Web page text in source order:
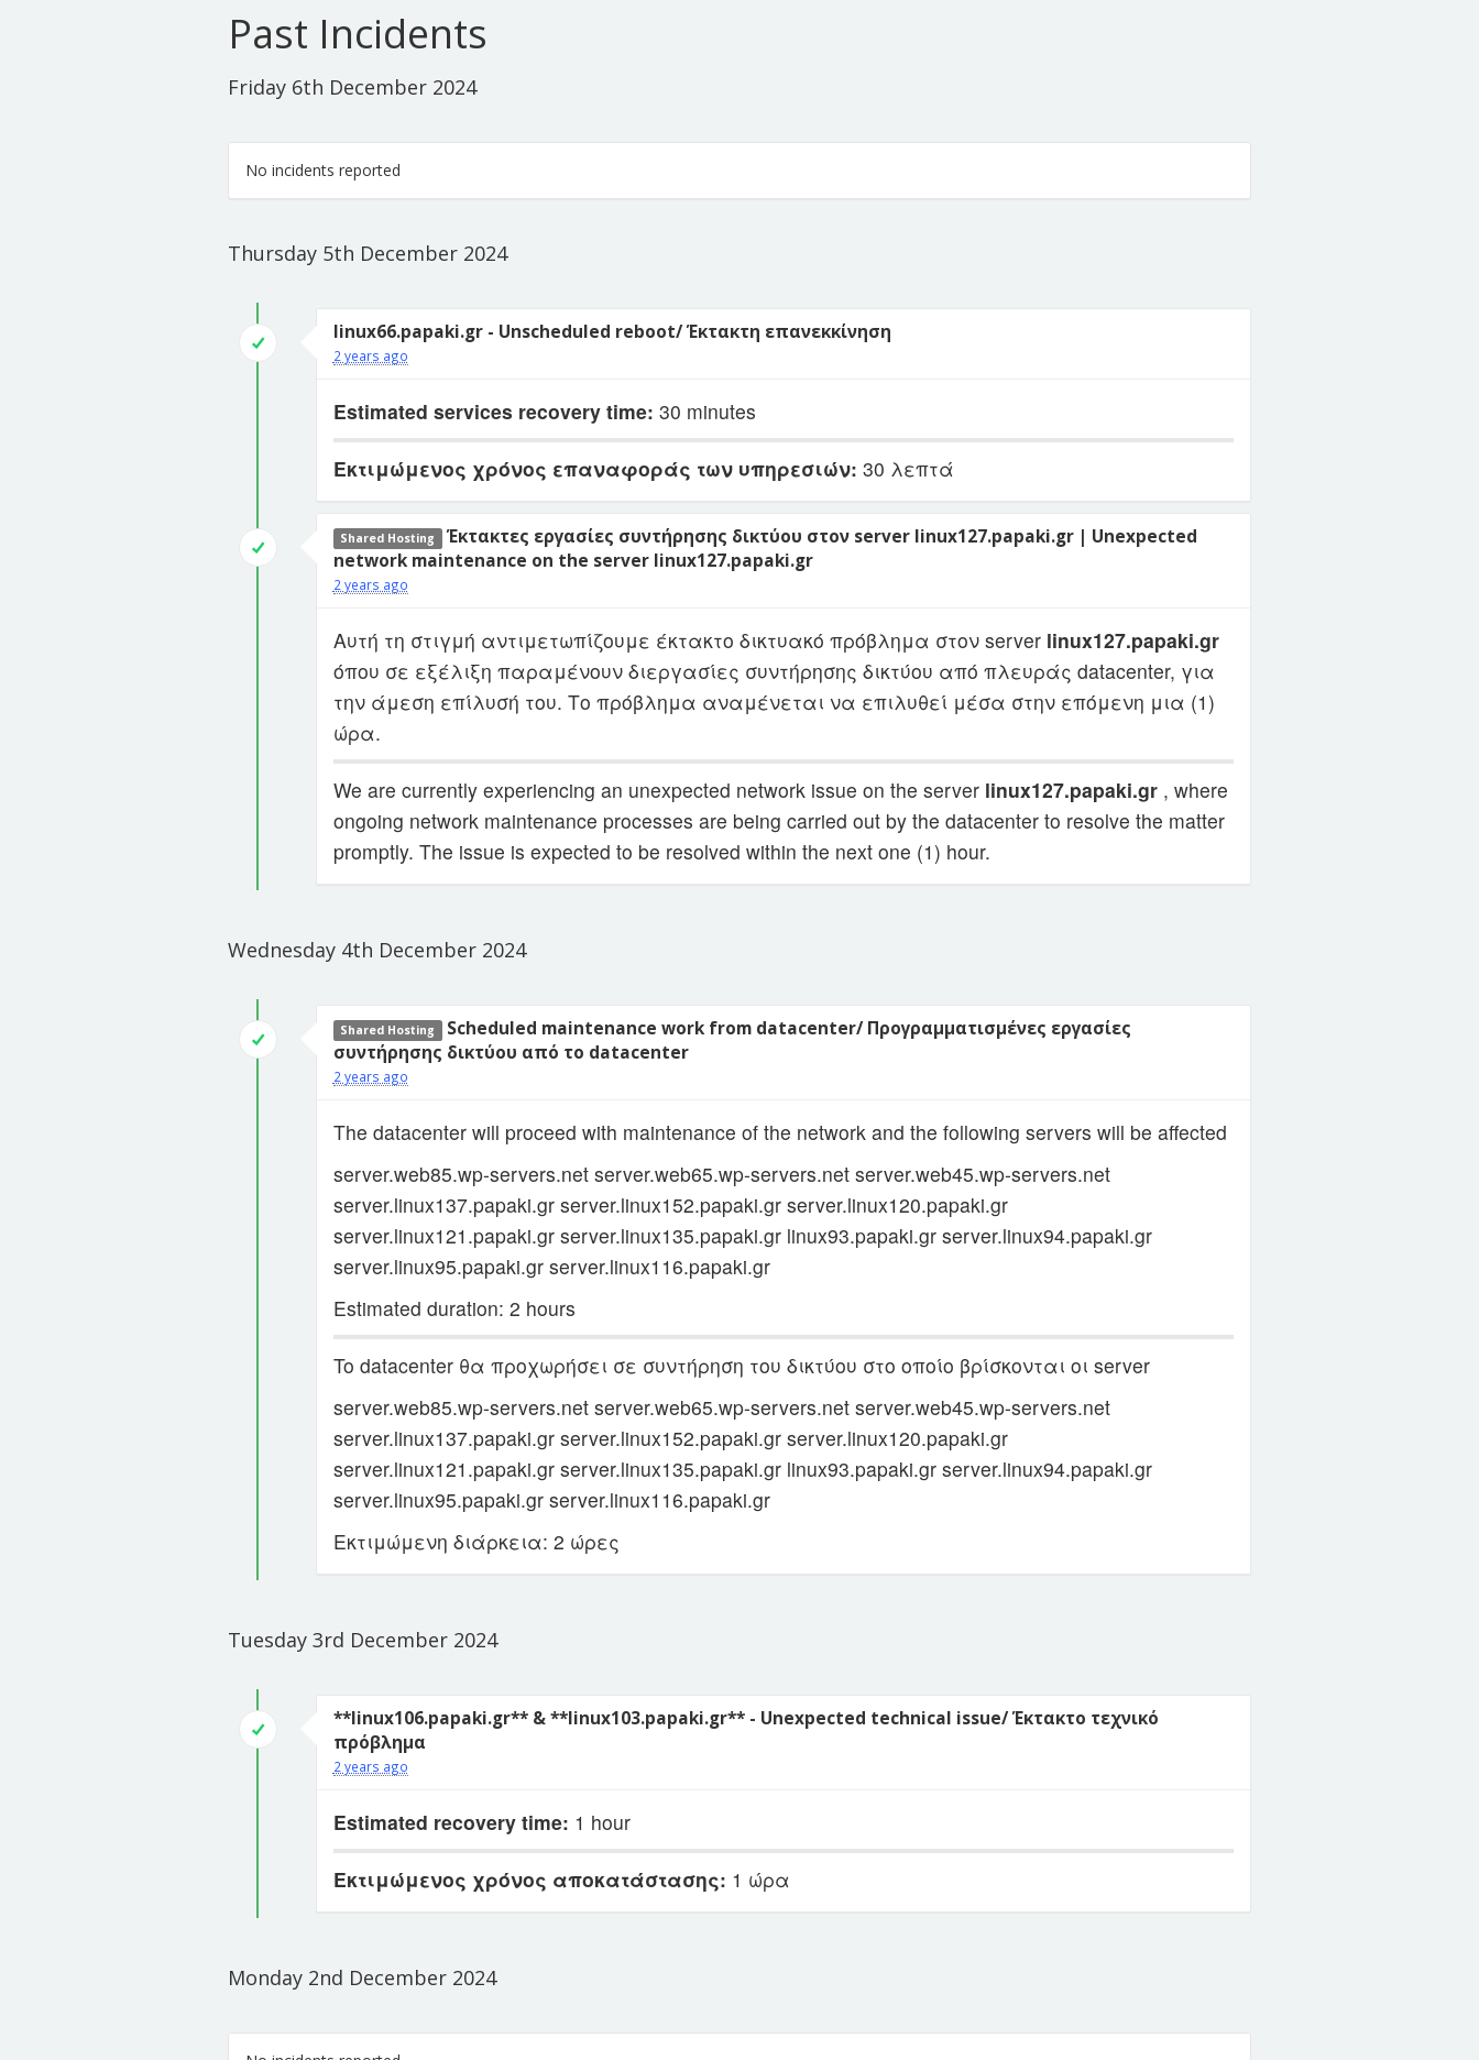
Past Incidents
Friday 6th December 2024
No incidents reported
Thursday 5th December 2024
linux66.papaki.gr - Unscheduled reboot/ Έκτακτη επανεκκίνηση
2 years ago
Estimated services recovery time: 30 minutes
Εκτιμώμενος χρόνος επαναφοράς των υπηρεσιών: 30 λεπτά
Shared Hosting
Έκτακτες εργασίες συντήρησης δικτύου στον server linux127.papaki.gr | Unexpected
network maintenance on the server linux127.papaki.gr
2 years ago
Αυτή τη στιγμή αντιμετωπίζουμε έκτακτο δικτυακό πρόβλημα στον server linux127.papaki.gr
όπου σε εξέλιξη παραμένουν διεργασίες συντήρησης δικτύου από πλευράς datacenter, για
την άμεση επίλυσή του. Το πρόβλημα αναμένεται να επιλυθεί μέσα στην επόμενη μια (1)
ώρα.
We are currently experiencing an unexpected network issue on the server linux127.papaki.gr, where
ongoing network maintenance processes are being carried out by the datacenter to resolve the matter
promptly. The issue is expected to be resolved within the next one (1) hour.
Wednesday 4th December 2024
Shared Hosting
Scheduled maintenance work from datacenter/ Προγραμματισμένες εργασίες
συντήρησης δικτύου από το datacenter
2 years ago
The datacenter will proceed with maintenance of the network and the following servers will be affected
server.web85.wp-servers.net server.web65.wp-servers.net server.web45.wp-servers.net
server.linux137.papaki.gr server.linux152.papaki.gr server.linux120.papaki.gr
server.linux121.papaki.gr server.linux135.papaki.gr linux93.papaki.gr server.linux94.papaki.gr
server.linux95.papaki.gr server.linux116.papaki.gr
Estimated duration: 2 hours
To datacenter θα προχωρήσει σε συντήρηση του δικτύου στο οποίο βρίσκονται οι server
server.web85.wp-servers.net server.web65.wp-servers.net server.web45.wp-servers.net
server.linux137.papaki.gr server.linux152.papaki.gr server.linux120.papaki.gr
server.linux121.papaki.gr server.linux135.papaki.gr linux93.papaki.gr server.linux94.papaki.gr
server.linux95.papaki.gr server.linux116.papaki.gr
Εκτιμώμενη διάρκεια: 2 ώρες
Tuesday 3rd December 2024
**linux106.papaki.gr** & **linux103.papaki.gr** - Unexpected technical issue/ Έκτακτο τεχνικό
πρόβλημα
2 years ago
Estimated recovery time: 1 hour
Εκτιμώμενος χρόνος αποκατάστασης: 1 ώρα
Monday 2nd December 2024